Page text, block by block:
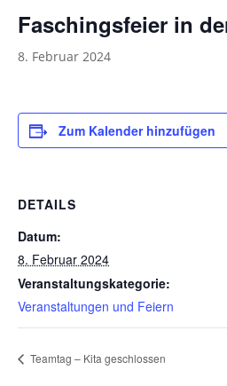
Faschingsfeier in
8. Februar 2024
Zum Kalender hinzufügen
DETAILS
Datum:
8. Februar 2024
Veranstaltungskategorie:
Veranstaltungen und Feiern
Teamtag – Kita geschlossen